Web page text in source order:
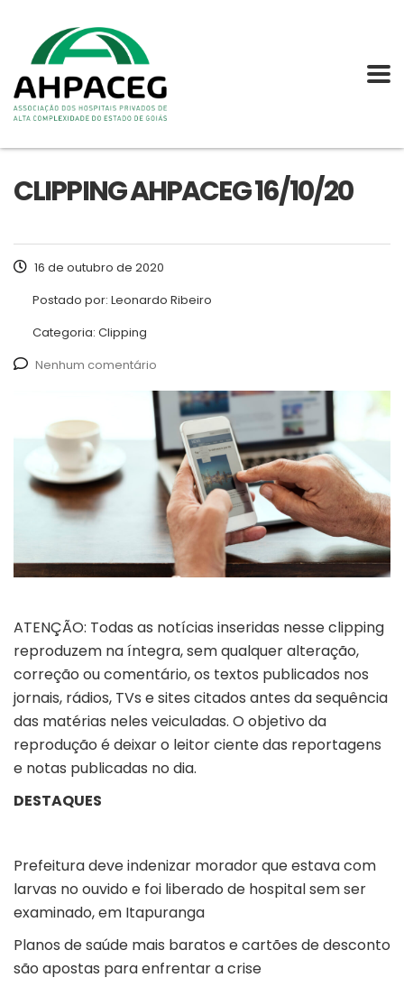
CLIPPING AHPACEG 16/10/20
16 de outubro de 2020
Postado por: Leonardo Ribeiro
Categoria: Clipping
Nenhum comentário
ATENÇÃO: Todas as notícias inseridas nesse clipping
reproduzem na íntegra, sem qualquer alteração,
correção ou comentário, os textos publicados nos
jornais, rádios, TVs e sites citados antes da sequência
das matérias neles veiculadas. O objetivo da
reprodução é deixar o leitor ciente das reportagens
e notas publicadas no dia.
DESTAQUES
Prefeitura deve indenizar morador que estava com
larvas no ouvido e foi liberado de hospital sem ser
examinado, em Itapuranga
Planos de saúde mais baratos e cartões de desconto
são apostas para enfrentar a crise